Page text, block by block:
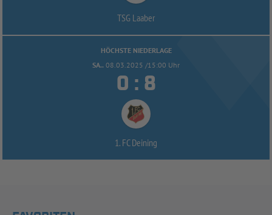
TSG Laaber
HÖCHSTE NIEDERLAGE
SA.. 08.03.2025 /15:00 Uhr
 : 
1. FC Deining